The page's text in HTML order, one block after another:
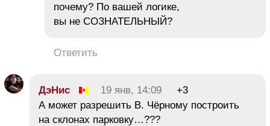
почему? По вашей логике,
вы не СОЗНАТЕЛЬНЫЙ?
Ответить
ДэНис 19 янв, 14:09
+3
А может разрешить В. Чёрному построить
на склонах парковку…???